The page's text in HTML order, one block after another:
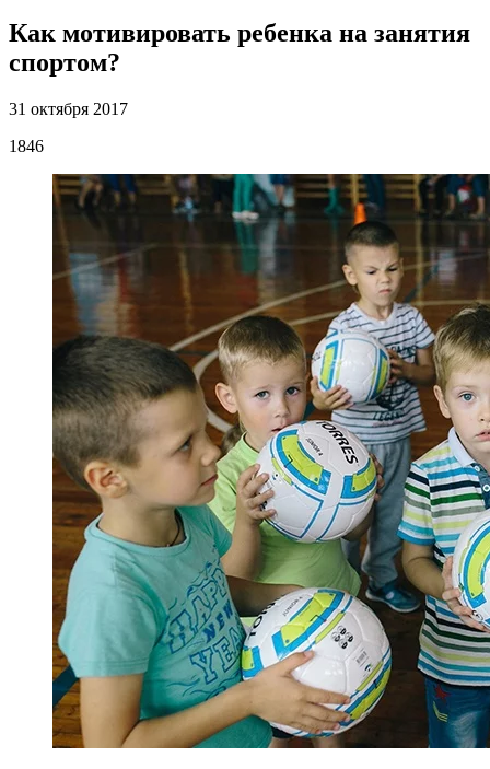
Как мотивировать ребенка на занятия
спортом?
31 октября 2017
1846